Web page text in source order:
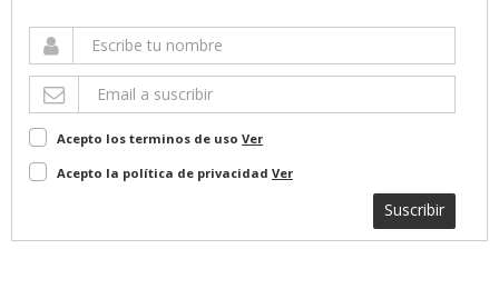
Acepto los terminos de uso Ver
Acepto la política de privacidad Ver
Suscribir